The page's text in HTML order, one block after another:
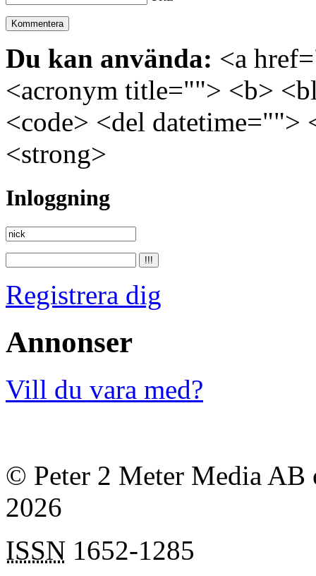
Du kan använda: <a
<acronym title=""> <b>
<code> <del
<strong>
Inloggning
Registrera dig
Annonser
Vill du vara med?
© Peter 2 Meter Media AB
2026
ISSN 1652-1285